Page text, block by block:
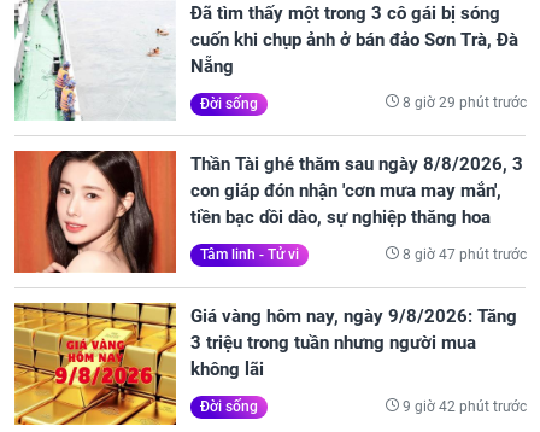
Đã tìm thấy một trong 3 cô gái bị sóng
cuốn khi chụp ảnh ở bán đảo Sơn Trà, Đà
Nẵng
Đời sống 8 giờ 29 phút trước
Thần Tài ghé thăm sau ngày 8/8/2026, 3
con giáp đón nhận 'cơn mưa may mắn',
tiền bạc dồi dào, sự nghiệp thăng hoa
Tâm linh - Tử vi 8 giờ 47 phút trước
Giá vàng hôm nay, ngày 9/8/2026: Tăng
3 triệu trong tuần nhưng người mua
không lãi
Đời sống 9 giờ 42 phút trước